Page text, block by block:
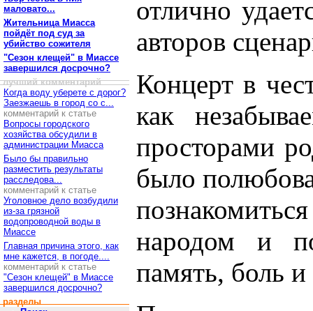
маловато...
Жительница Миасса
пойдёт под суд за
убийство сожителя
"Сезон клещей" в Миассе
завершился досрочно?
лучший комментарий
Когда воду уберете с дорог?
Заезжаешь в город со с...
комментарий к статье
Вопросы городского
хозяйства обсудили в
администрации Миасса
Было бы правильно
разместить результаты
расследова...
комментарий к статье
Уголовное дело возбудили
из-за грязной
водопроводной воды в
Миассе
Главная причина этого, как
мне кажется, в погоде....
комментарий к статье
"Сезон клещей" в Миассе
завершился досрочно?
разделы
отлично
авторов
Концерт в
как
просторами
было
народом и
память, боль и